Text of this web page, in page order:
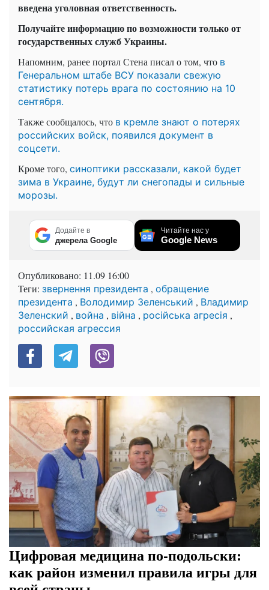
введена уголовная ответственность.
Получайте информацию по возможности только от
государственных служб Украины.
Напомним, ранее портал Стена писал о том, что в
Генеральном штабе ВСУ показали свежую
статистику потерь врага по состоянию на 10
сентября.
Также сообщалось, что в кремле знают о потерях
российских войск, появился документ в
соцсети.
Кроме того, синоптики рассказали, какой будет
зима в Украине, будут ли снегопады и сильные
морозы.
Додайте в
джерела Google
Читайте нас у
Google News
Опубликовано: 11.09 16:00
Теги: звернення президента , обращение
президента , Володимир Зеленський , Владимир
Зеленский , война , війна , російська агресія ,
российская агрессия
Цифровая медицина по-подольски:
как район изменил правила игры для